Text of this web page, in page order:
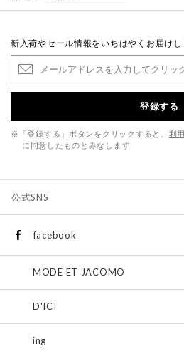
新入荷やセール情報をいちはやくお届けし
登録する
※「登録する」ボタンをクリックすると、 利
に同意したものとみなします
公式SNS
facebook
MODE ET JACOMO
D'ICI
ing